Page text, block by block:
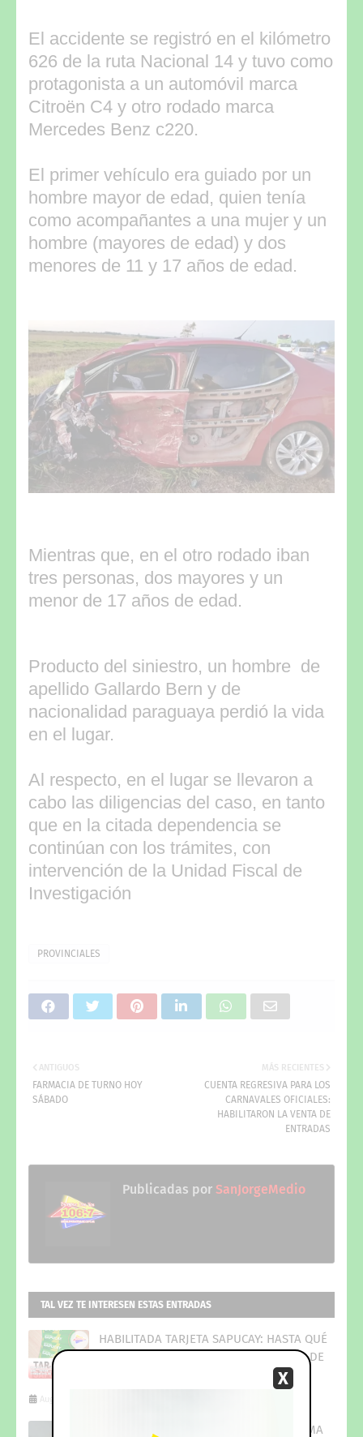
El accidente se registró en el kilómetro
626 de la ruta Nacional 14 y tuvo como
protagonista a un automóvil marca
Citroën C4 y otro rodado marca
Mercedes Benz c220.
El primer vehículo era guiado por un
hombre mayor de edad, quien tenía
como acompañantes a una mujer y un
hombre (mayores de edad) y dos
menores de 11 y 17 años de edad.
Mientras que, en el otro rodado iban
tres personas, dos mayores y un
menor de 17 años de edad.
Producto del siniestro, un hombre de
apellido Gallardo Bern y de
nacionalidad paraguaya perdió la vida
en el lugar.
Al respecto, en el lugar se llevaron a
cabo las diligencias del caso, en tanto
que en la citada dependencia se
continúan con los trámites, con
intervención de la Unidad Fiscal de
Investigación
PROVINCIALES
MÁS RECIENTES
CUENTA REGRESIVA PARA LOS
CARNAVALES OFICIALES:
HABILITARON LA VENTA DE
ENTRADAS
ANTIGUOS
FARMACIA DE TURNO HOY
SÁBADO
Publicadas por SanJorgeMedio
TAL VEZ TE INTERESEN ESTAS ENTRADAS
HABILITADA TARJETA SAPUCAY: HASTA QUÉ
FECHA SE PODRÁ USAR EN COMERCIOS DE
August 06, 2026
PLUS UNIFICADO: ASÍ ES EL CRONOGRAMA
X